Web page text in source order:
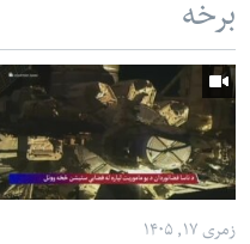
برخه
زمری ۱۷, ۱۴۰۵